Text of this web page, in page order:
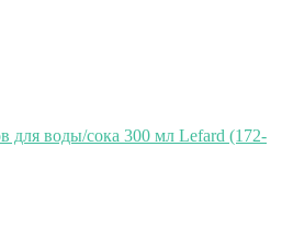
для воды/сока 300 мл Lefard (172-